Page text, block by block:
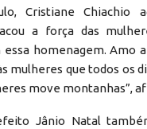
Cristiane Chiachio
a força das
homenagem. Amo
mulheres que todos os
move montanhas”,
Jânio Natal